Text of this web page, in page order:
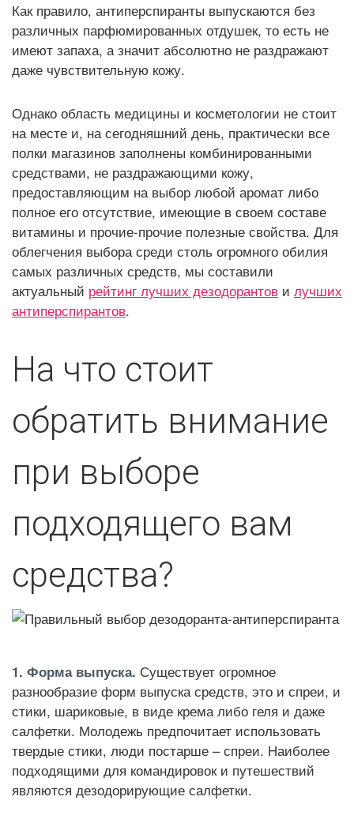
Как правило, антиперспиранты выпускаются без
различных парфюмированных отдушек, то есть не
имеют запаха, а значит абсолютно не раздражают
даже чувствительную кожу.
Однако область медицины и косметологии не стоит
на месте и, на сегодняшний день, практически все
полки магазинов заполнены комбинированными
средствами, не раздражающими кожу,
предоставляющим на выбор любой аромат либо
полное его отсутствие, имеющие в своем составе
витамины и прочие-прочие полезные свойства. Для
облегчения выбора среди столь огромного обилия
самых различных средств, мы составили
актуальный рейтинг лучших дезодорантов и лучших
антиперспирантов.
На что стоит
обратить внимание
при выборе
подходящего вам
средства?
1. Форма выпуска. Существует огромное
разнообразие форм выпуска средств, это и спреи, и
стики, шариковые, в виде крема либо геля и даже
салфетки. Молодежь предпочитает использовать
твердые стики, люди постарше – спреи. Наиболее
подходящими для командировок и путешествий
являются дезодорирующие салфетки.